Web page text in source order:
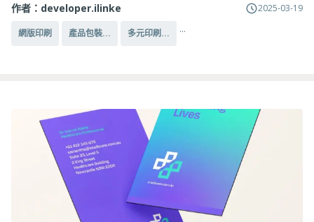
作者： developer.ilinke 2025-03-19
網版印刷 產品包裝... 多元印刷... ...